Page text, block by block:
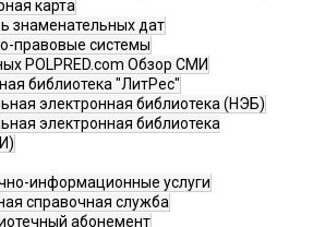
карта
знаменательных дат
правовые системы
POLPRED.com Обзор СМИ
библиотека "ЛитРес"
электронная библиотека (НЭБ)
электронная библиотека
информационные услуги
справочная служба
абонемент